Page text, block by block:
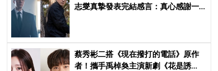
志燮真摯發表完結感言：真心感謝一
蔡秀彬二搭《現在撥打的電話》原作
者！攜手禹棹奐主演新劇《花是誘